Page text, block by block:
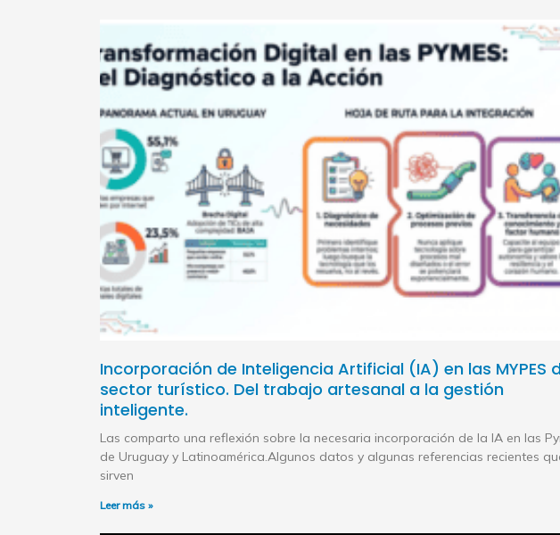
Incorporación de Inteligencia Artificial (IA) en las MYPES
sector turístico. Del trabajo artesanal a la gestión
inteligente.
Las comparto una reflexión sobre la necesaria incorporación de la IA en las
de Uruguay y Latinoamérica.Algunos datos y algunas referencias recientes
sirven
Leer más »